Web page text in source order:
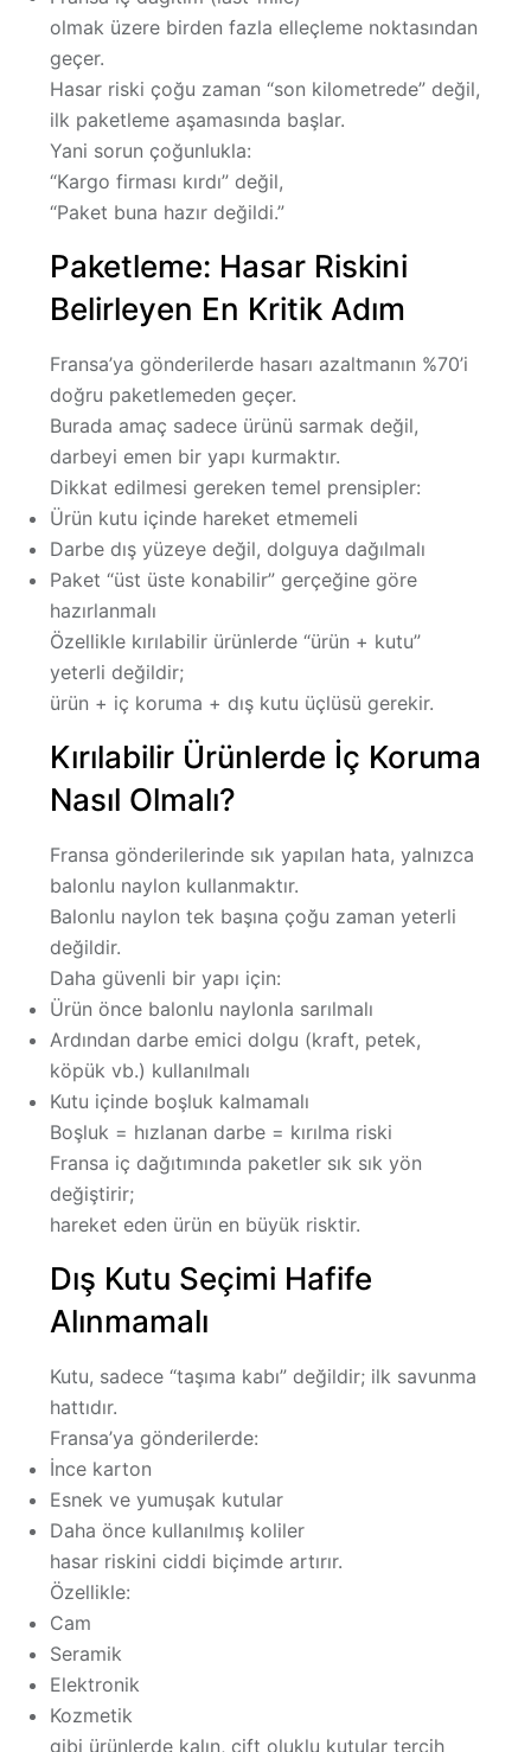
olmak üzere birden fazla elleçleme noktasından
geçer.
Hasar riski çoğu zaman “son kilometrede” değil,
ilk paketleme aşamasında başlar.
Yani sorun çoğunlukla:
“Kargo firması kırdı” değil,
“Paket buna hazır değildi.”
Paketleme: Hasar Riskini
Belirleyen En Kritik Adım
Fransa’ya gönderilerde hasarı azaltmanın %70’i
doğru paketlemeden geçer.
Burada amaç sadece ürünü sarmak değil,
darbeyi emen bir yapı kurmaktır.
Dikkat edilmesi gereken temel prensipler:
Ürün kutu içinde hareket etmemeli
Darbe dış yüzeye değil, dolguya dağılmalı
Paket “üst üste konabilir” gerçeğine göre
hazırlanmalı
Özellikle kırılabilir ürünlerde “ürün + kutu”
yeterli değildir;
ürün + iç koruma + dış kutu üçlüsü gerekir.
Kırılabilir Ürünlerde İç Koruma
Nasıl Olmalı?
Fransa gönderilerinde sık yapılan hata, yalnızca
balonlu naylon kullanmaktır.
Balonlu naylon tek başına çoğu zaman yeterli
değildir.
Daha güvenli bir yapı için:
Ürün önce balonlu naylonla sarılmalı
Ardından darbe emici dolgu (kraft, petek,
köpük vb.) kullanılmalı
Kutu içinde boşluk kalmamalı
Boşluk = hızlanan darbe = kırılma riski
Fransa iç dağıtımında paketler sık sık yön
değiştirir;
hareket eden ürün en büyük risktir.
Dış Kutu Seçimi Hafife
Alınmamalı
Kutu, sadece “taşıma kabı” değildir; ilk savunma
hattıdır.
Fransa’ya gönderilerde:
İnce karton
Esnek ve yumuşak kutular
Daha önce kullanılmış koliler
hasar riskini ciddi biçimde artırır.
Özellikle:
Cam
Seramik
Elektronik
Kozmetik
gibi ürünlerde kalın, çift oluklu kutular tercih